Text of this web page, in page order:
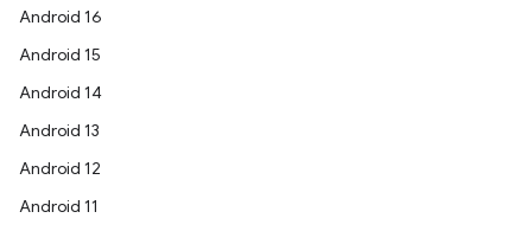
Android 16
Android 15
Android 14
Android 13
Android 12
Android 11